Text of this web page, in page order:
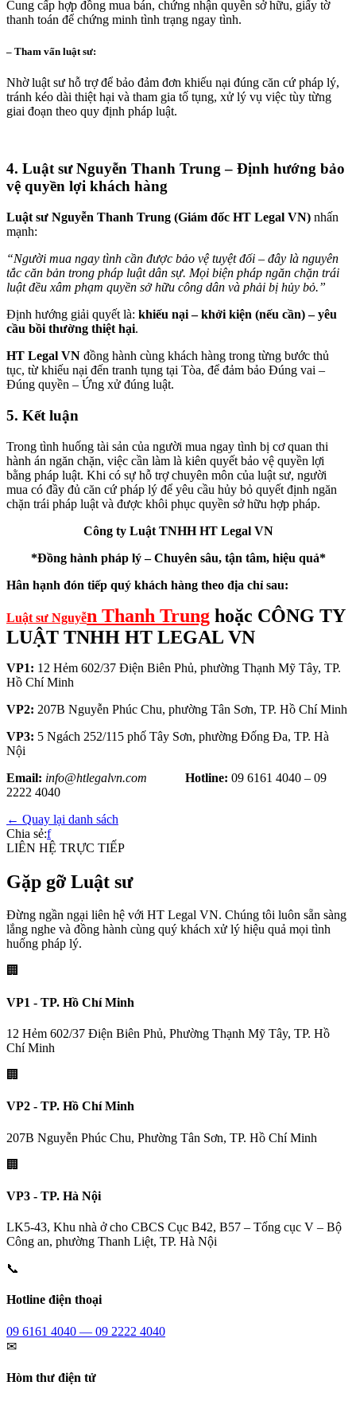
Cung cấp hợp đồng mua bán, chứng nhận quyền sở hữu, giấy tờ
thanh toán để chứng minh tình trạng ngay tình.
– Tham vấn luật sư:
Nhờ luật sư hỗ trợ để bảo đảm đơn khiếu nại đúng căn cứ pháp lý,
tránh kéo dài thiệt hại và tham gia tố tụng, xử lý vụ việc tùy từng
giai đoạn theo quy định pháp luật.
4. Luật sư Nguyễn Thanh Trung – Định hướng bảo
vệ quyền lợi khách hàng
Luật sư Nguyễn Thanh Trung (Giám đốc HT Legal VN) nhấn
mạnh:
“Người mua ngay tình cần được bảo vệ tuyệt đối – đây là nguyên
tắc căn bản trong pháp luật dân sự. Mọi biện pháp ngăn chặn trái
luật đều xâm phạm quyền sở hữu công dân và phải bị hủy bỏ.”
Định hướng giải quyết là: khiếu nại – khởi kiện (nếu cần) – yêu
cầu bồi thường thiệt hại.
HT Legal VN đồng hành cùng khách hàng trong từng bước thủ
tục, từ khiếu nại đến tranh tụng tại Tòa, để đảm bảo Đúng vai –
Đúng quyền – Ứng xử đúng luật.
5. Kết luận
Trong tình huống tài sản của người mua ngay tình bị cơ quan thi
hành án ngăn chặn, việc cần làm là kiên quyết bảo vệ quyền lợi
bằng pháp luật. Khi có sự hỗ trợ chuyên môn của luật sư, người
mua có đầy đủ căn cứ pháp lý để yêu cầu hủy bỏ quyết định ngăn
chặn trái pháp luật và được khôi phục quyền sở hữu hợp pháp.
Công ty Luật TNHH HT Legal VN
*Đồng hành pháp lý – Chuyên sâu, tận tâm, hiệu quả*
Hân hạnh đón tiếp quý khách hàng theo địa chỉ sau:
Luật sư Nguyễn Thanh Trung hoặc CÔNG TY
LUẬT TNHH HT LEGAL VN
VP1: 12 Hẻm 602/37 Điện Biên Phủ, phường Thạnh Mỹ Tây, TP.
Hồ Chí Minh
VP2: 207B Nguyễn Phúc Chu, phường Tân Sơn, TP. Hồ Chí Minh
VP3: 5 Ngách 252/115 phố Tây Sơn, phường Đống Đa, TP. Hà
Nội
Email: info@htlegalvn.com Hotline: 09 6161 4040 – 09
2222 4040
← Quay lại danh sách
Chia sẻ:f
LIÊN HỆ TRỰC TIẾP
Gặp gỡ Luật sư
Đừng ngần ngại liên hệ với HT Legal VN. Chúng tôi luôn sẵn sàng
lắng nghe và đồng hành cùng quý khách xử lý hiệu quả mọi tình
huống pháp lý.
🏢
VP1 - TP. Hồ Chí Minh
12 Hẻm 602/37 Điện Biên Phủ, Phường Thạnh Mỹ Tây, TP. Hồ
Chí Minh
🏢
VP2 - TP. Hồ Chí Minh
207B Nguyễn Phúc Chu, Phường Tân Sơn, TP. Hồ Chí Minh
🏢
VP3 - TP. Hà Nội
LK5-43, Khu nhà ở cho CBCS Cục B42, B57 – Tổng cục V – Bộ
Công an, phường Thanh Liệt, TP. Hà Nội
📞
Hotline điện thoại
09 6161 4040 — 09 2222 4040
✉
Hòm thư điện tử